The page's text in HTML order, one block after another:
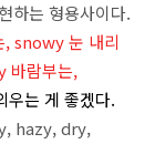
하는 형용사이다.
snowy 눈 내리
바람부는,
우는 게 좋겠다.
hazy, dry,